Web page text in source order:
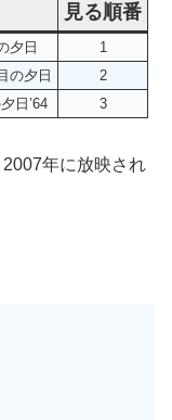
見る順番
夕日
1
の夕日
2
日’64 3
年に放映され